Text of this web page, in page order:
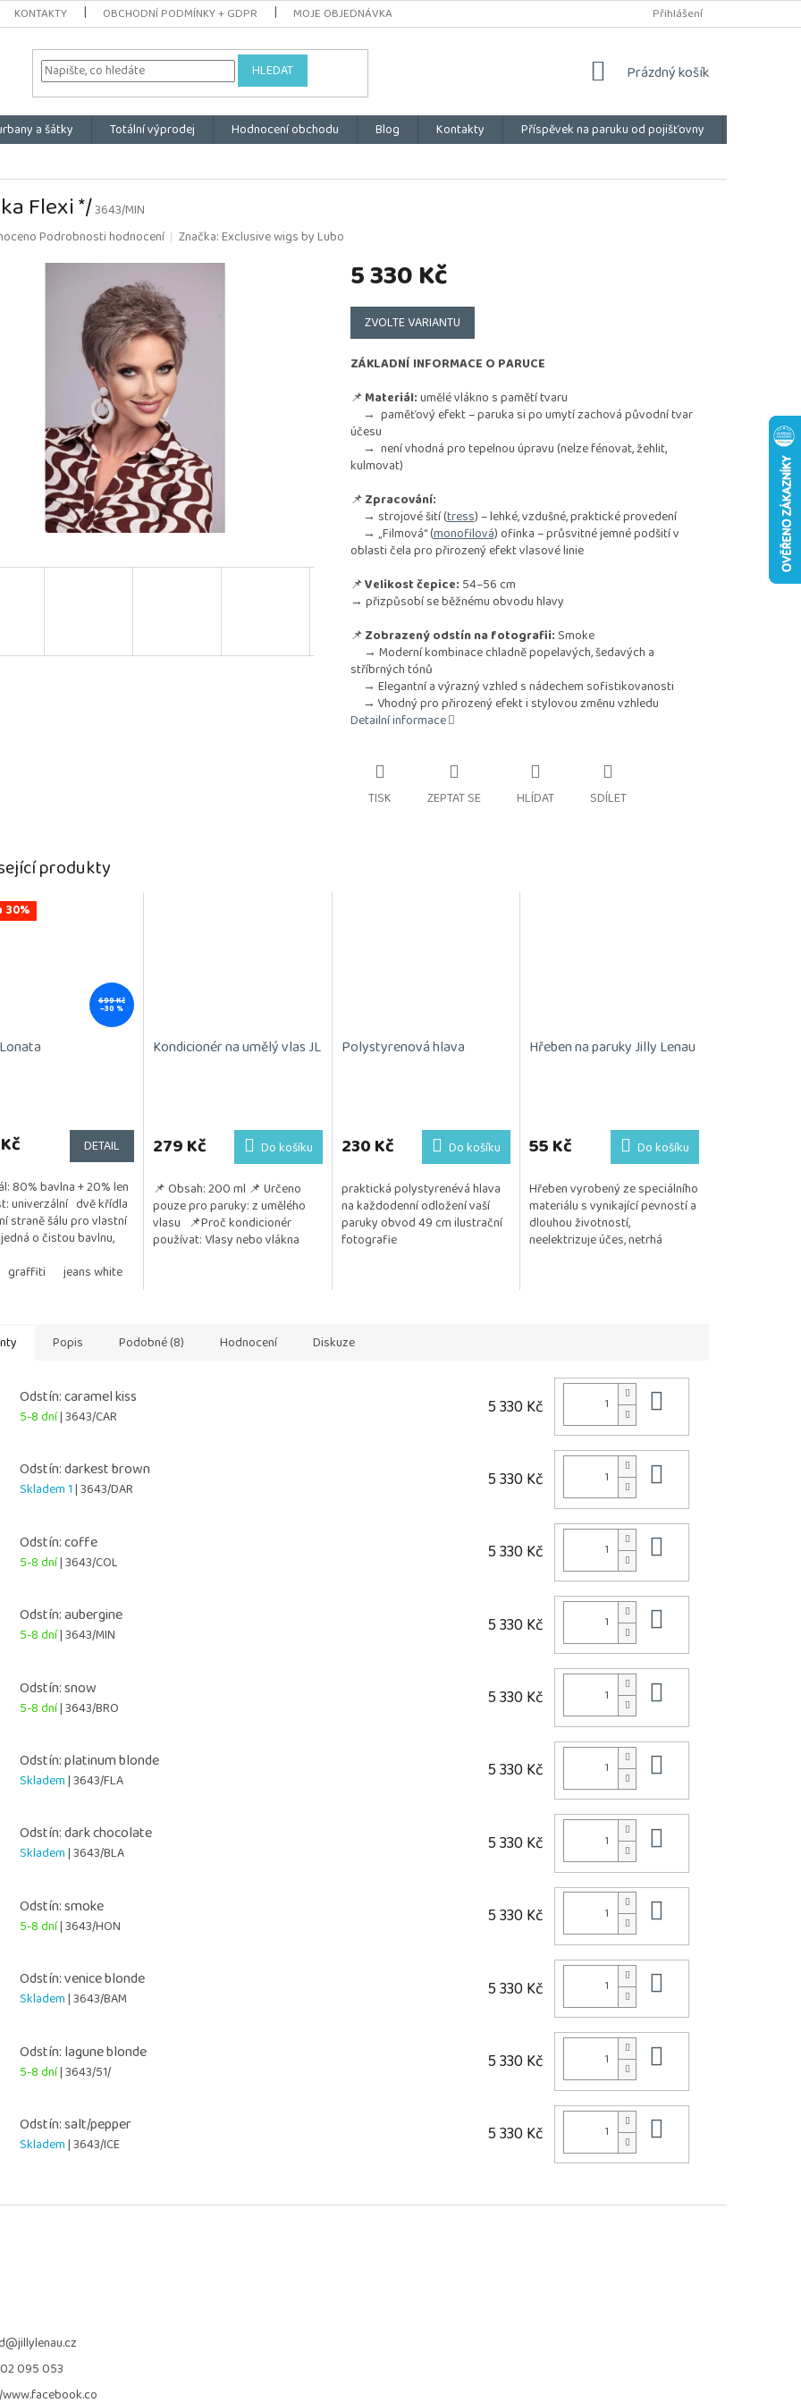
KONTAKTY OBCHODNÍ PODMÍNKY + GDPR MOJE OBJEDNÁVKA Přihlášení
HLEDAT
NÁKUPNÍ
Prázdný košík
a šátky Totální výprodej Hodnocení obchodu Blog Kontakty Příspěvek na paruku od pojišťovny
Flexi */3643/MIN
Podrobnosti hodnocení Značka:Exclusive wigs by Lubo
5 330 Kč
Měrná
cena:
ZVOLTE VARIANTU
ZÁKLADNÍ INFORMACE O PARUCE
📌Materiál:umělé vlákno s pamětí tvaru
→ paměťový efekt – paruka si po umytí zachová původní tvar
účesu
→ není vhodná pro tepelnou úpravu (nelze fénovat, žehlit,
kulmovat)
📌Zpracování:
→ strojové šití (tress) – lehké, vzdušné, praktické provedení
→ „Filmová“ (monofilová) ofinka – průsvitné jemné podšití v
oblasti čela pro přirozený efekt vlasové linie
📌Velikost čepice: 54–56 cm
→ přizpůsobí se běžnému obvodu hlavy
📌Zobrazený odstín na fotografii: Smoke
→ Moderní kombinace chladně popelavých, šedavých a
stříbrných tónů
→ Elegantní a výrazný vzhled s nádechem sofistikovanosti
→ Vhodný pro přirozený efekt i stylovou změnu vzhledu
Detailní informace
TISK ZEPTAT SE HLÍDAT SDÍLET
produkty
30%
699 Kč
–30 %
DETAIL
80% bavlna + 20% len
univerzální dvě křídla
straně šálu pro vlastní
o čistou bavlnu,
graffiti jeans white
Kondicionér na umělý vlas JL
produktu
je
z
5
hvězdiček.
279 Kč Do košíku
📌 Obsah: 200 ml 📌 Určeno
pouze pro paruky: z umělého
vlasu 📌Proč kondicionér
používat: Vlasy nebo vlákna
Polystyrenová hlava
230 Kč Do košíku
praktická polystyrenévá hlava
na každodenní odložení vaší
paruky obvod 49 cm ilustrační
fotografie
Hřeben na paruky Jilly Lenau
55 Kč Do košíku
Hřeben vyrobený ze speciálního
materiálu s vynikající pevností a
dlouhou životností,
neelektrizuje účes, netrhá
Popis Podobné (8) Hodnocení Diskuze
Odstín: caramel kiss
5-8 dní| 3643/CAR 5 330 Kč
Odstín: darkest brown
Skladem 1| 3643/DAR 5 330 Kč
Odstín: coffe
5-8 dní| 3643/COL 5 330 Kč
Odstín: aubergine
5-8 dní| 3643/MIN 5 330 Kč
Odstín: snow
5-8 dní| 3643/BRO 5 330 Kč
Odstín: platinum blonde
Skladem| 3643/FLA 5 330 Kč
Odstín: dark chocolate
Skladem| 3643/BLA 5 330 Kč
Odstín: smoke
5-8 dní| 3643/HON 5 330 Kč
Odstín: venice blonde
Skladem| 3643/BAM 5 330 Kč
Odstín: lagune blonde
5-8 dní| 3643/51/ 5 330 Kč
Odstín: salt/pepper
Skladem| 3643/ICE 5 330 Kč
@jillylenau.cz
095 053